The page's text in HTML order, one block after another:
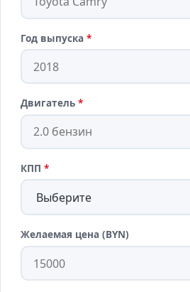
Год выпуска *
Двигатель *
КПП *
Желаемая цена (BYN)